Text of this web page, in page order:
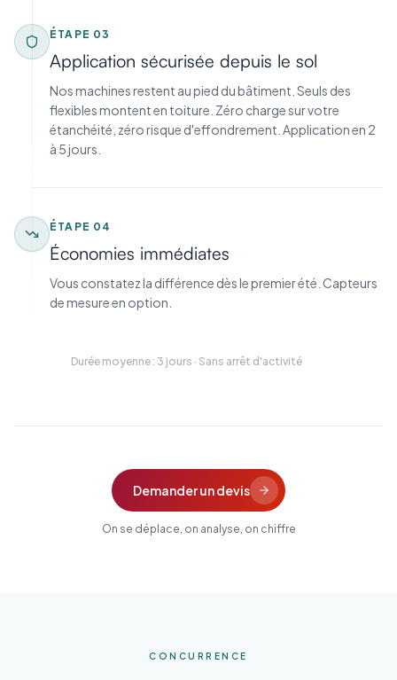
ÉTAPE 03
Application sécurisée depuis le sol
Nos machines restent au pied du bâtiment. Seuls des
flexibles montent en toiture. Zéro charge sur votre
étanchéité, zéro risque d'effondrement. Application en 2
à 5 jours.
ÉTAPE 04
Économies immédiates
Vous constatez la différence dès le premier été. Capteurs
de mesure en option.
Durée moyenne : 3 jours · Sans arrêt d'activité
Demander un devis
On se déplace, on analyse, on chiffre
CONCURRENCE